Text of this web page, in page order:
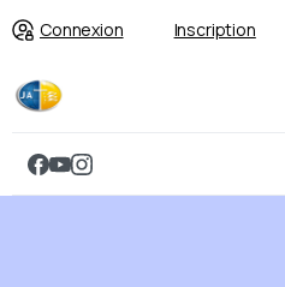
Connexion Inscription